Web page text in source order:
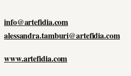
info@artefidia.com
alessandra.tamburi@artefidia.com
www.artefidia.com